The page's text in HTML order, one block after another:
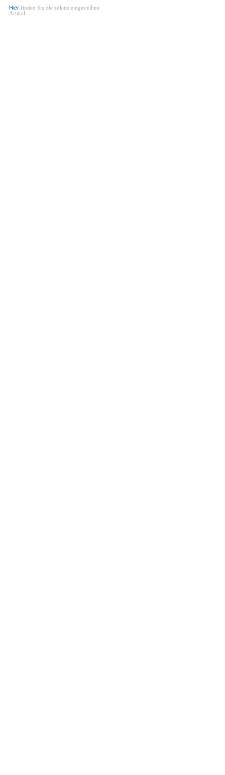
Hier finden Sie die zuletzt eingestellten
Artikel.